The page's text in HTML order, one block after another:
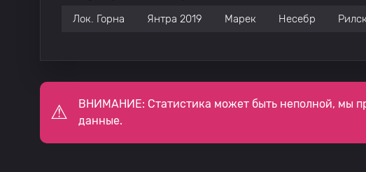
Лок. Горна Янтра 2019 Марек Несебр
ВНИМАНИЕ: Статистика может быть неполной, мы
данные.